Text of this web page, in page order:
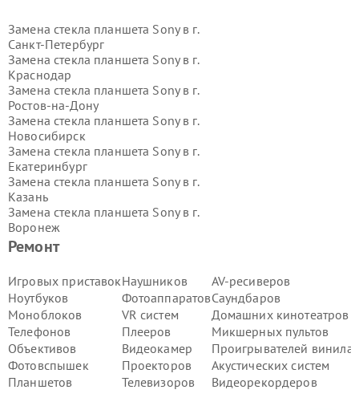
Ремонт
Игровых приставок
Ноутбуков
Моноблоков
Телефонов
Объективов
Фотовспышек
Планшетов
Наушников
Фотоаппаратов
VR систем
Плееров
Видеокамер
Проекторов
Телевизоров
AV-ресиверов
Саундбаров
Домашних кинотеатров
Микшерных пультов
Проигрывателей винила
Акустических систем
Видеорекордеров
Замена стекла планшета Sony в г.
Санкт-Петербург
Замена стекла планшета Sony в г.
Краснодар
Замена стекла планшета Sony в г.
Ростов-на-Дону
Замена стекла планшета Sony в г.
Новосибирск
Замена стекла планшета Sony в г.
Екатеринбург
Замена стекла планшета Sony в г.
Казань
Замена стекла планшета Sony в г.
Воронеж
Замена стекла планшета Sony в г.
Волгоград
Самара
Замена стекла планшета Sony в г.
Пермь
Замена стекла планшета Sony в г.
Красноярск
Замена стекла планшета Sony в г.
Ижевск
Замена стекла планшета Sony в г.